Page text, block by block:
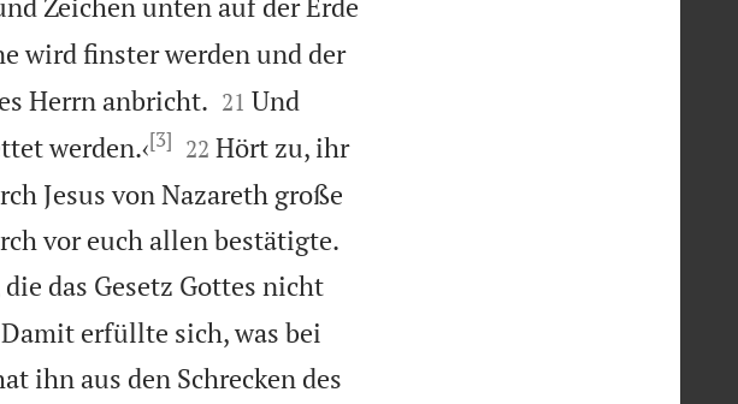
wird finster werden und der
Herrn anbricht.
21 Und
werden.‹[3]
22 Hört zu, ihr
Jesus von Nazareth große
vor euch allen bestätigte.
das Gesetz Gottes nicht
erfüllte sich, was bei
ihn aus den Schrecken des